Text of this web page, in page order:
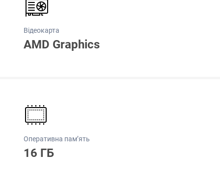
Відеокарта
AMD Graphics
Оперативна пам’ять
16 ГБ